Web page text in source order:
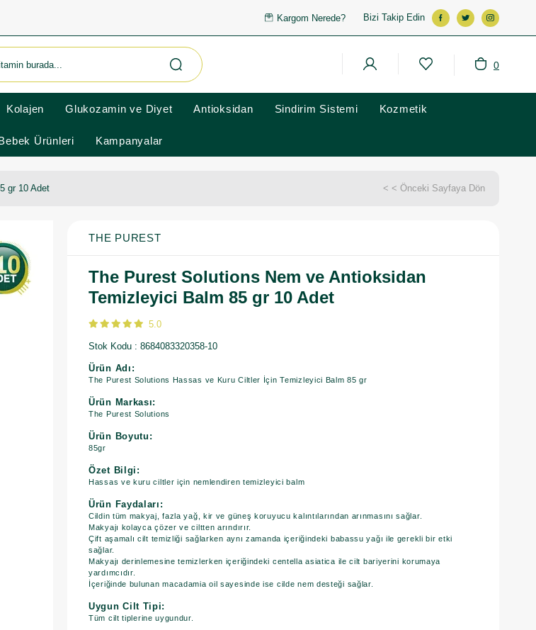
Kargom Nerede? Bizi Takip Edin
0
Kolajen Glukozamin ve Diyet Antioksidan Sindirim Sistemi Kozmetik
Ürünleri Kampanyalar
gr 10 Adet < < Önceki Sayfaya Dön
THE PUREST
The Purest Solutions Nem ve Antioksidan
Temizleyici Balm 85 gr 10 Adet
5.0
Stok Kodu 8684083320358-10
Ürün Adı:
The Purest Solutions Hassas ve Kuru Ciltler İçin Temizleyici Balm 85 gr
Ürün Markası:
The Purest Solutions
Ürün Boyutu:
85gr
Özet Bilgi:
Hassas ve kuru ciltler için nemlendiren temizleyici balm
Ürün Faydaları:
Cildin tüm makyaj, fazla yağ, kir ve güneş koruyucu kalıntılarından arınmasını sağlar.
Makyajı kolayca çözer ve ciltten arındırır.
Çift aşamalı cilt temizliği sağlarken aynı zamanda içeriğindeki babassu yağı ile gerekli bir etki
sağlar.
Makyajı derinlemesine temizlerken içeriğindeki centella asiatica ile cilt bariyerini korumaya
yardımcıdır.
İçeriğinde bulunan macadamia oil sayesinde ise cilde nem desteği sağlar.
Uygun Cilt Tipi:
Tüm cilt tiplerine uygundur.